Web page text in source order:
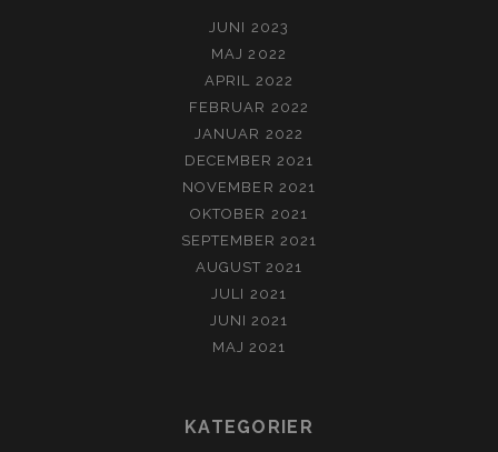
JUNI 2023
MAJ 2022
APRIL 2022
FEBRUAR 2022
JANUAR 2022
DECEMBER 2021
NOVEMBER 2021
OKTOBER 2021
SEPTEMBER 2021
AUGUST 2021
JULI 2021
JUNI 2021
MAJ 2021
KATEGORIER